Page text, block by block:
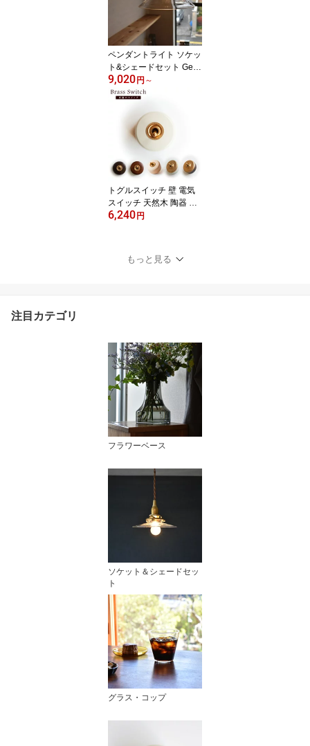
きん プチギフト プレゼ
ント 速乾 吸水
ペンダントライト ソケッ
ト&シェードセット Gen
e Wideガラスシェード E
17 E26 LED電球とコー
60W 100W ブラス 真鍮
おしゃれ 吊り下げ 照明
レトロ アンティーク 北
9,020 円 ～
トグルスイッチ 壁 電気
スイッチ 天然木 陶器 真
鍮 Brass トグルスイッチ
ゃれスイッチ アンティー
ク レトロ トグル オシャ
6,240 円
もっと見る
注目カテゴリ
フラワーベース
ソケット＆シェードセッ
ト
グラス・コップ